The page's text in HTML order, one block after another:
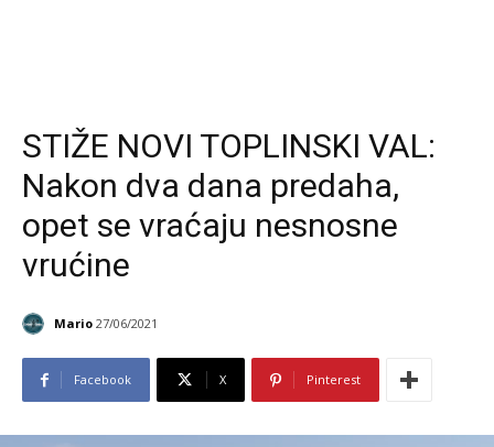
STIŽE NOVI TOPLINSKI VAL:
Nakon dva dana predaha,
opet se vraćaju nesnosne
vrućine
Mario 27/06/2021
Facebook X Pinterest